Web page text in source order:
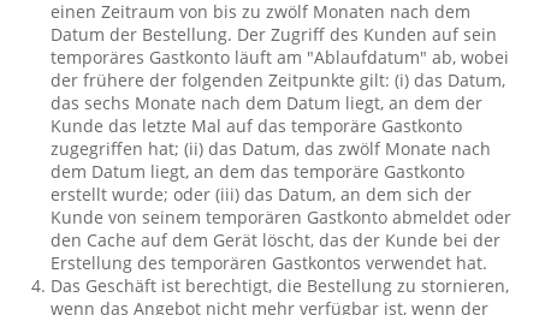
einen Zeitraum von bis zu zwölf Monaten nach dem
Datum der Bestellung. Der Zugriff des Kunden auf sein
temporäres Gastkonto läuft am "Ablaufdatum" ab, wobei
der frühere der folgenden Zeitpunkte gilt: (i) das Datum,
das sechs Monate nach dem Datum liegt, an dem der
Kunde das letzte Mal auf das temporäre Gastkonto
zugegriffen hat; (ii) das Datum, das zwölf Monate nach
dem Datum liegt, an dem das temporäre Gastkonto
erstellt wurde; oder (iii) das Datum, an dem sich der
Kunde von seinem temporären Gastkonto abmeldet oder
den Cache auf dem Gerät löscht, das der Kunde bei der
Erstellung des temporären Gastkontos verwendet hat.
Das Geschäft ist berechtigt, die Bestellung zu stornieren,
wenn das Angebot nicht mehr verfügbar ist, wenn der